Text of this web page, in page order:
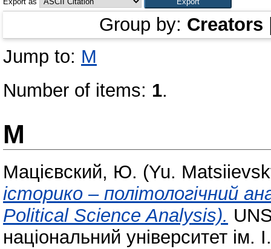
Group by: Creators
Jump to: М
Number of items: 1.
М
Мацієвский, Ю. (Yu.
історико – політологічний
Political Science Analysis).
національний університет ім.